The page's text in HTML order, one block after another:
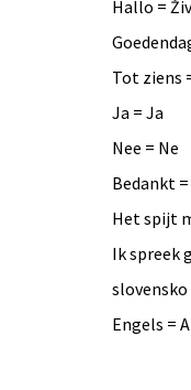
Hallo =
Tot ziens
Ja = Ja
Nee = Ne
Bedankt
Het spijt
Ik spreek
slovensko
Engels =